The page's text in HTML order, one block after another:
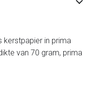
kerstpapier in prima
van 70 gram, prima